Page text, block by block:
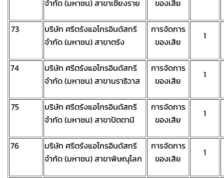
จำกัด (มหาชน) สาขาเชียงราย
ของเสีย
73
บริษัท ศรีตรังแอโกรอินดัสทรี
จำกัด (มหาชน) สาขาตรัง
การจัดการ
ของเสีย
1
74
บริษัท ศรีตรังแอโกรอินดัสทรี
จำกัด (มหาชน) สาขานราธิวาส
การจัดการ
ของเสีย
1
75
บริษัท ศรีตรังแอโกรอินดัสทรี
จำกัด (มหาชน) สาขาปัตตานี
การจัดการ
ของเสีย
1
76
บริษัท ศรีตรังแอโกรอินดัสทรี
จำกัด (มหาชน) สาขาพิษณุโลก
การจัดการ
ของเสีย
1